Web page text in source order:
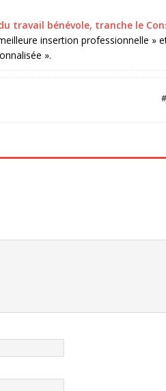
travail bénévole, tranche le
insertion professionnelle »
».